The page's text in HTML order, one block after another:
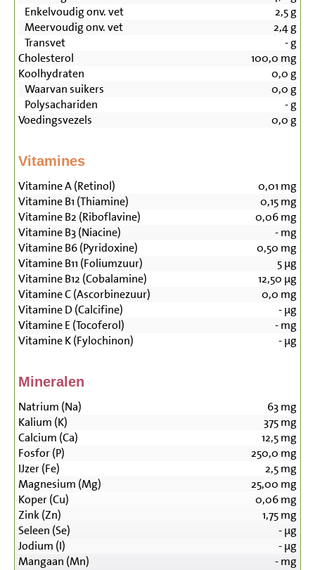
Enkelvoudig onv. vet
2,5g
Meervoudig onv. vet
2,4g
Transvet
-g
Cholesterol
100,0 mg
Koolhydraten
0,0 g
Waarvan suikers
0,0 g
Polysachariden
-g
Voedingsvezels
0,0 g
Vitamines
Vitamine A (Retinol) 0,01 mg
Vitamine B1 (Thiamine)
0,15mg
Vitamine B2 (Riboflavine)
0,06mg
Vitamine B3 (Niacine)
-mg
Vitamine B6 (Pyridoxine)
0,50 mg
Vitamine B11 (Foliumzuur)
5µg
Vitamine B12 (Cobalamine)
12,50 µg
Vitamine C (Ascorbinezuur)
0,0 mg
Vitamine D (Calcifine)
-µg
Vitamine E (Tocoferol)
-mg
Vitamine K (Fylochinon)
-µg
Mineralen
Natrium (Na) 63mg
Kalium (K)
375mg
Calcium (Ca)
12,5mg
Fosfor (P)
250,0 mg
IJzer (Fe)
2,5mg
Magnesium (Mg)
25,00 mg
Koper (Cu)
0,06mg
Zink (Zn)
1,75mg
Seleen (Se)
-µg
Jodium (I)
-µg
Mangaan (Mn)
-mg